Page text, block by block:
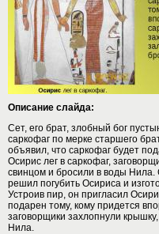
Описание слайда:
Сет, его брат, злобный бог
саркофаг по мерке старшего
объявил, что саркофаг будет
Осирис лег в capкофаг,
свинцом и бросили в воды Нила.
решил погубить Осириса и
Устроив пир, он пригласил
подарен тому, кому придется
заговорщики захлопнули
Нила.